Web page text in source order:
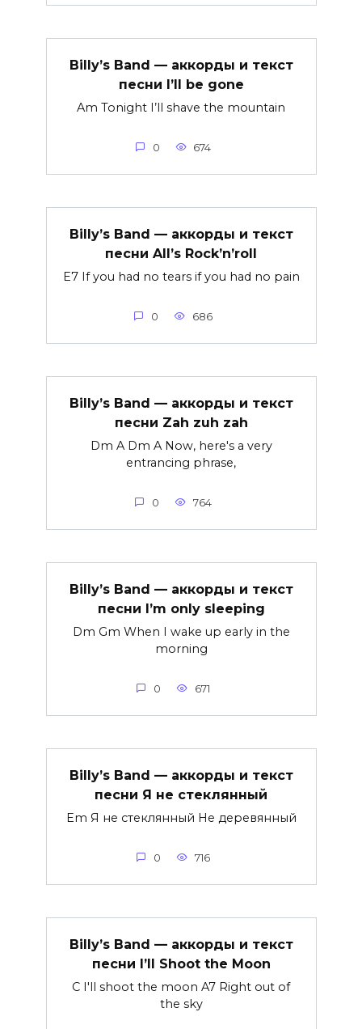
Billy’s Band — аккорды и текст
песни I’ll be gone
Am Tonight I’ll shave the mountain
0 674
Billy’s Band — аккорды и текст
песни All’s Rock’n’roll
E7 If you had no tears if you had no pain
0 686
Billy’s Band — аккорды и текст
песни Zah zuh zah
Dm A Dm A Now, here's a very
entrancing phrase,
0 764
Billy’s Band — аккорды и текст
песни I’m only sleeping
Dm Gm When I wake up early in the
morning
0 671
Billy’s Band — аккорды и текст
песни Я не стеклянный
Em Я не стеклянный Не деревянный
0 716
Billy’s Band — аккорды и текст
песни I’ll Shoot the Moon
C I'll shoot the moon A7 Right out of
the sky